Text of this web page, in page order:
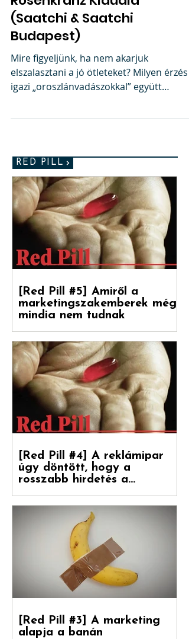
British Airways -
Rosenkranz Klaudia
(Saatchi & Saatchi
Budapest)
Mire figyeljünk, ha nem akarjuk
igazi „oroszlánvadászokkal” együtt
RED PILL
[Red Pill #5] Amiről a
marketingszakemberek még
mindig nem tudnak
Végre magyarul is olvasható a Hogyan
nőnek a márkák 2. része, amely a
Reklámtörténet gondozásában, a Flora
Food Group (korábban: Upfield)...
[Red Pill #4] A reklámipar
úgy döntött, hogy a
rosszabb hirdetés a
boldogulása kulcsa
Folytatódik tovább sorozatunk. Debreceni
Jánossal, a Hogyan nőnek a márkák
fordítójával Kovács Levente (White Rabbit